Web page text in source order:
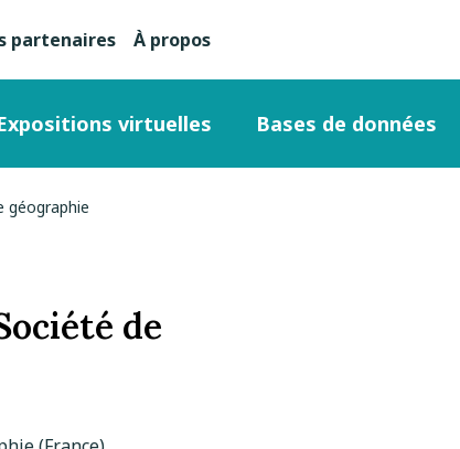
partenaires À propos
virtuelles Bases de données
géographie
de